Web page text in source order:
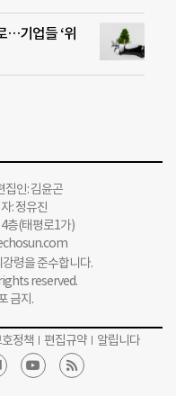
…기업들 ‘위
인: 김윤곤
: 정유진
층(태평로1가)
령을 준수합니다.
reserved.
금지.
정책 편집규약 알립니다